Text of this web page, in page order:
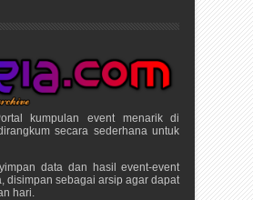
kumpulan event menarik di
secara sederhana untuk
data dan hasil event-event
disimpan sebagai arsip agar dapat
hari.